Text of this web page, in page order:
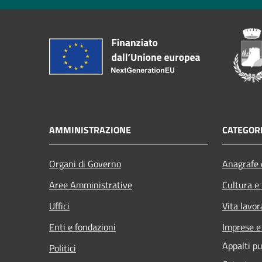
AMMINISTRAZIONE
Organi di Governo
Aree Amministrative
Uffici
Enti e fondazioni
Politici
Cultura
Vita
Imprese
Appalti